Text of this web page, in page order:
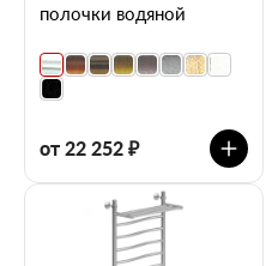
полочки водяной
от 22 252 ₽